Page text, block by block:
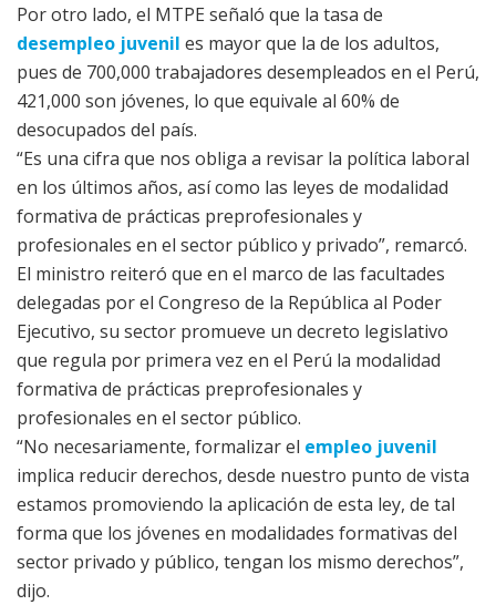
Por otro lado, el MTPE señaló que la tasa de
desempleo juvenil es mayor que la de los adultos,
pues de 700,000 trabajadores desempleados en el Perú,
421,000 son jóvenes, lo que equivale al 60% de
desocupados del país.
“Es una cifra que nos obliga a revisar la política laboral
en los últimos años, así como las leyes de modalidad
formativa de prácticas preprofesionales y
profesionales en el sector público y privado”, remarcó.
El ministro reiteró que en el marco de las facultades
delegadas por el Congreso de la República al Poder
Ejecutivo, su sector promueve un decreto legislativo
que regula por primera vez en el Perú la modalidad
formativa de prácticas preprofesionales y
profesionales en el sector público.
“No necesariamente, formalizar el empleo juvenil
implica reducir derechos, desde nuestro punto de vista
estamos promoviendo la aplicación de esta ley, de tal
forma que los jóvenes en modalidades formativas del
sector privado y público, tengan los mismo derechos”,
dijo.